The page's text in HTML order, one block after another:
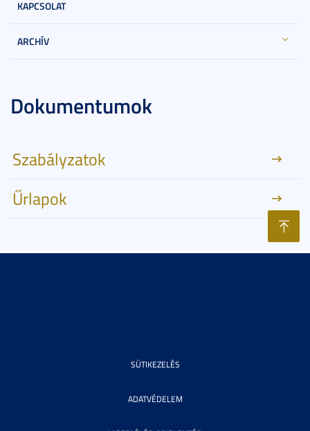
KAPCSOLAT
ARCHÍV
Dokumentumok
Szabályzatok
Űrlapok
SÜTIKEZELÉS
ADATVÉDELEM